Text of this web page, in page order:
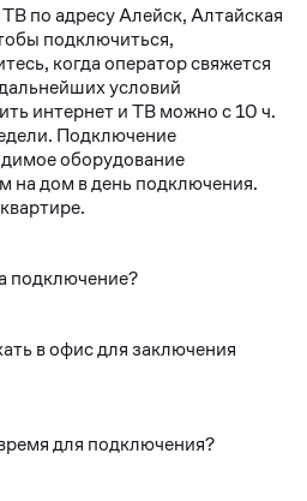
по адресу Алейск, Алтайская
подключиться,
когда оператор свяжется
условий
интернет и ТВ можно с 10 ч.
Подключение
оборудование
на дом в день подключения.
подключение?
в офис для заключения
для подключения?